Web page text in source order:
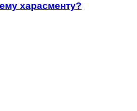
харасменту?